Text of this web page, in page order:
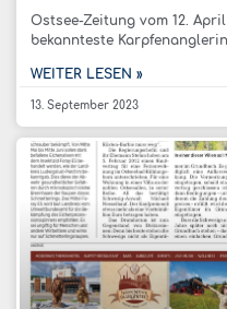
Ostsee-Zeitung vom 12.
bekannteste
WEITER LESEN »
13. September 2023